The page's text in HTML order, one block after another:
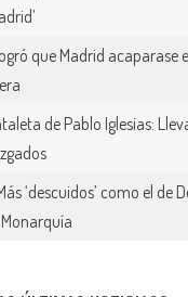
que Madrid acaparase
de Pablo Iglesias:
‘descuidos’ como el de